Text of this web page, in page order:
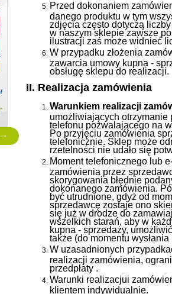
Przed dokonaniem
danego produktu w tym
zdjęcia często dotyczą
w naszym sklepie zawsze
ilustracji zaś może widnieć
W przypadku złożenia
zawarcia umowy kupna -
obsługę sklepu do realizacji.
II. Realizacja zamówienia
Warunkiem realizacji
umożliwiających otrzymanie
telefonu pozwalającego na
Po przyjęciu zamówienia
telefonicznie. Sklep może
rzetelności nie udało się
Moment telefonicznego lub
zamówienia przez
skorygowania błędnie
dokonanego zamówienia.
być utrudnione, gdyż od
sprzedawcę zostaje ono
się już w drodze do
wszelkich starań, aby w
kupna - sprzedaży,
także (do momentu
W uzasadnionych
realizacji zamówienia,
przedpłaty .
Warunki realizacjui
klientem indywidualnie.